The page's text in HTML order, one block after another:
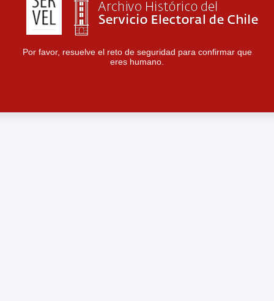
Por favor, resuelve el reto de seguridad para confirmar que
eres humano.